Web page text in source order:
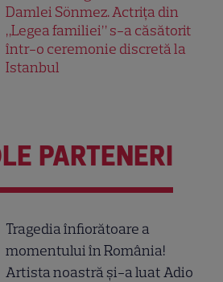
Damlei Sönmez. Actrița din
„Legea familiei” s-a căsătorit
într-o ceremonie discretă la
Istanbul
PARTENERI
Tragedia înfiorătoare a
momentului în România!
Artista noastră și-a luat Adio